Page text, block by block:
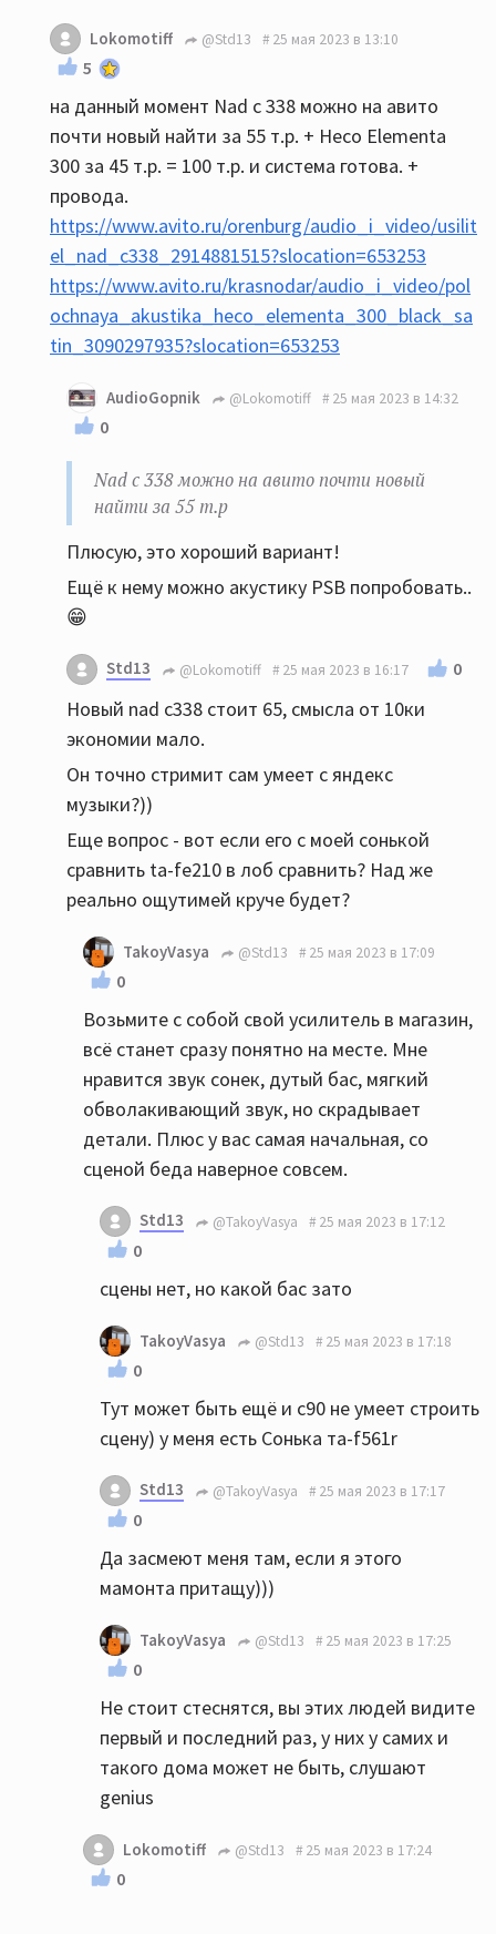
Lokomotiff @Std13 25 мая 2023 в 13:10
5
на данный момент Nad c 338 можно на авито
почти новый найти за 55 т.р. + Heco Elementa
300 за 45 т.р. = 100 т.р. и система готова. +
провода.
https://www.avito.ru/orenburg/audio_i_video/usilit
el_nad_c338_2914881515?slocation=653253
https://www.avito.ru/krasnodar/audio_i_video/pol
ochnaya_akustika_heco_elementa_300_black_sa
tin_3090297935?slocation=653253
AudioGopnik @Lokomotiff 25 мая 2023 в 14:32
0
Nad c 338 можно на авито почти новый
найти за 55 т.р
Плюсую, это хороший вариант!
Ещё к нему можно акустику PSB попробовать..
😁
Std13 @Lokomotiff 25 мая 2023 в 16:17 0
Новый nad c338 стоит 65, смысла от 10ки
экономии мало.
Он точно стримит сам умеет с яндекс
музыки?))
Еще вопрос - вот если его с моей сонькой
сравнить ta-fe210 в лоб сравнить? Над же
реально ощутимей круче будет?
TakoyVasya @Std13 25 мая 2023 в 17:09
0
Возьмите с собой свой усилитель в магазин,
всё станет сразу понятно на месте. Мне
нравится звук сонек, дутый бас, мягкий
обволакивающий звук, но скрадывает
детали. Плюс у вас самая начальная, со
сценой беда наверное совсем.
Std13 @TakoyVasya 25 мая 2023 в 17:12
0
сцены нет, но какой бас зато
TakoyVasya @Std13 25 мая 2023 в 17:18
0
Тут может быть ещё и с90 не умеет строить
сцену) у меня есть Сонька та-f561r
Std13 @TakoyVasya 25 мая 2023 в 17:17
0
Да засмеют меня там, если я этого
мамонта притащу)))
TakoyVasya @Std13 25 мая 2023 в 17:25
0
Не стоит стеснятся, вы этих людей видите
первый и последний раз, у них у самих и
такого дома может не быть, слушают
genius
Lokomotiff @Std13 25 мая 2023 в 17:24
0